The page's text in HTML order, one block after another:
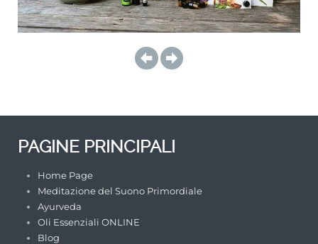
PAGINE PRINCIPALI
Home Page
Meditazione del Suono Primordiale
Ayurveda
Oli Essenziali ONLINE
Blog